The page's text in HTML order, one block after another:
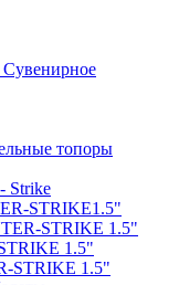
Сувенирное
топоры
Strike
STRIKE1.5"
STRIKE 1.5"
1.5"
STRIKE 1.5"